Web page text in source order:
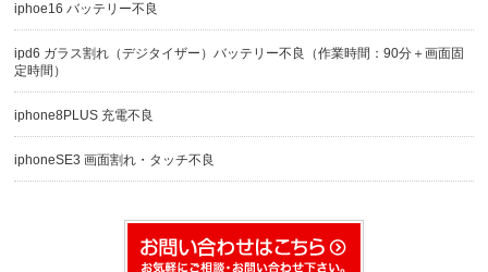
iphoe16 バッテリー不良
ipd6 ガラス割れ（デジタイザー）バッテリー不良（作業時間：90分＋画面固
定時間）
iphone8PLUS 充電不良
iphoneSE3 画面割れ・タッチ不良